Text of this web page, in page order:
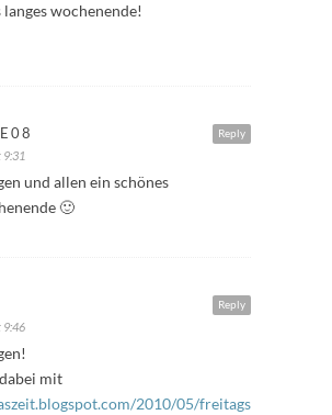
langes wochenende!
Reply
9:31
und allen ein schönes
🙂
Reply
9:46
mit
2010/05/freitagsfuller-